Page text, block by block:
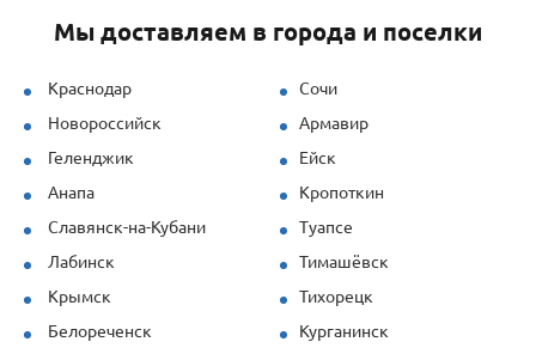
специалисты быстро рассчитывали
наши задачи.
Продукция (опалубка перекрытий и
стеновая) показала себя отлично даже
Мы доставляем в города и поселки
Краснодар
Сочи
Новороссийск
Армавир
Геленджик
Ейск
Анапа
Кропоткин
Славянск-на-Кубани
Туапсе
Лабинск
Тимашёвск
Крымск
Тихорецк
Белореченск
Курганинск